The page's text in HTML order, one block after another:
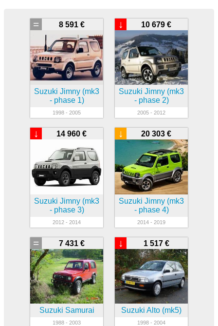
8 591 €
=
Suzuki Jimny (mk3
- phase 1)
1998 - 2005
10 679 €
↓
Suzuki Jimny (mk3
- phase 2)
2005 - 2012
14 960 €
↓
Suzuki Jimny (mk3
- phase 3)
2012 - 2014
20 303 €
↓
Suzuki Jimny (mk3
- phase 4)
2014 - 2019
7 431 €
=
Suzuki Samurai
1988 - 2003
1 517 €
↓
Suzuki Alto (mk5)
1998 - 2004